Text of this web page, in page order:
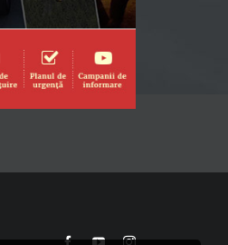
FacebookYouTubeInstagram